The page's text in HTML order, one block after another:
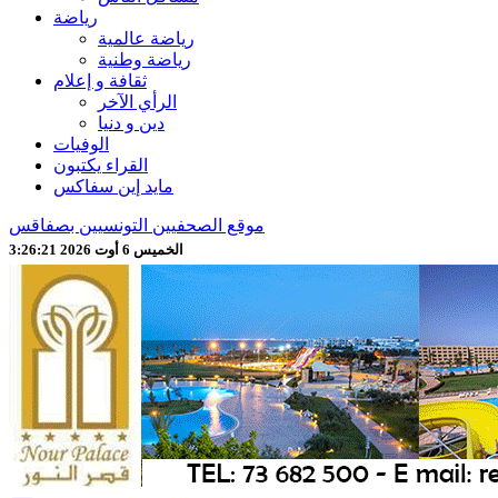
رياضة
رياضة عالمية
رياضة وطنية
ثقافة و إعلام
الرأي الآخر
دين و دنيا
الوفيات
القراء يكتبون
مايد إين سفاكس
موقع الصحفيين التونسيين بصفاقس
الخميس 6 أوت 2026 3:26:23